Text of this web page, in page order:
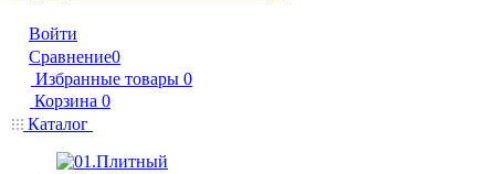
Войти
Сравнение0
Избранные товары 0
Корзина 0
Каталог